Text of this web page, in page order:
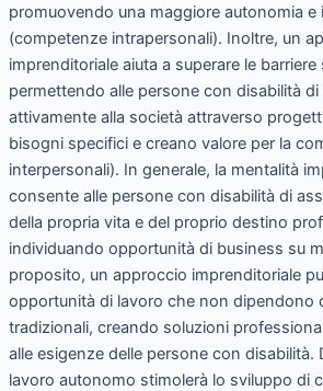
promuovendo una maggiore autonomia e
(competenze intrapersonali). Inoltre, un
imprenditoriale aiuta a superare le barriere
permettendo alle persone con disabilità
attivamente alla società attraverso
bisogni specifici e creano valore per la
interpersonali). In generale, la mentalità
consente alle persone con disabilità di
della propria vita e del proprio destino
individuando opportunità di business su
proposito, un approccio imprenditoriale
opportunità di lavoro che non dipendono
tradizionali, creando soluzioni
alle esigenze delle persone con disabilità.
lavoro autonomo stimolerà lo sviluppo di